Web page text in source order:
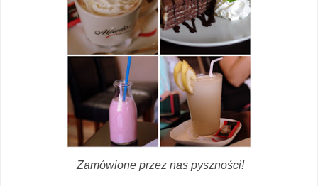
Zamówione przez nas pyszności!